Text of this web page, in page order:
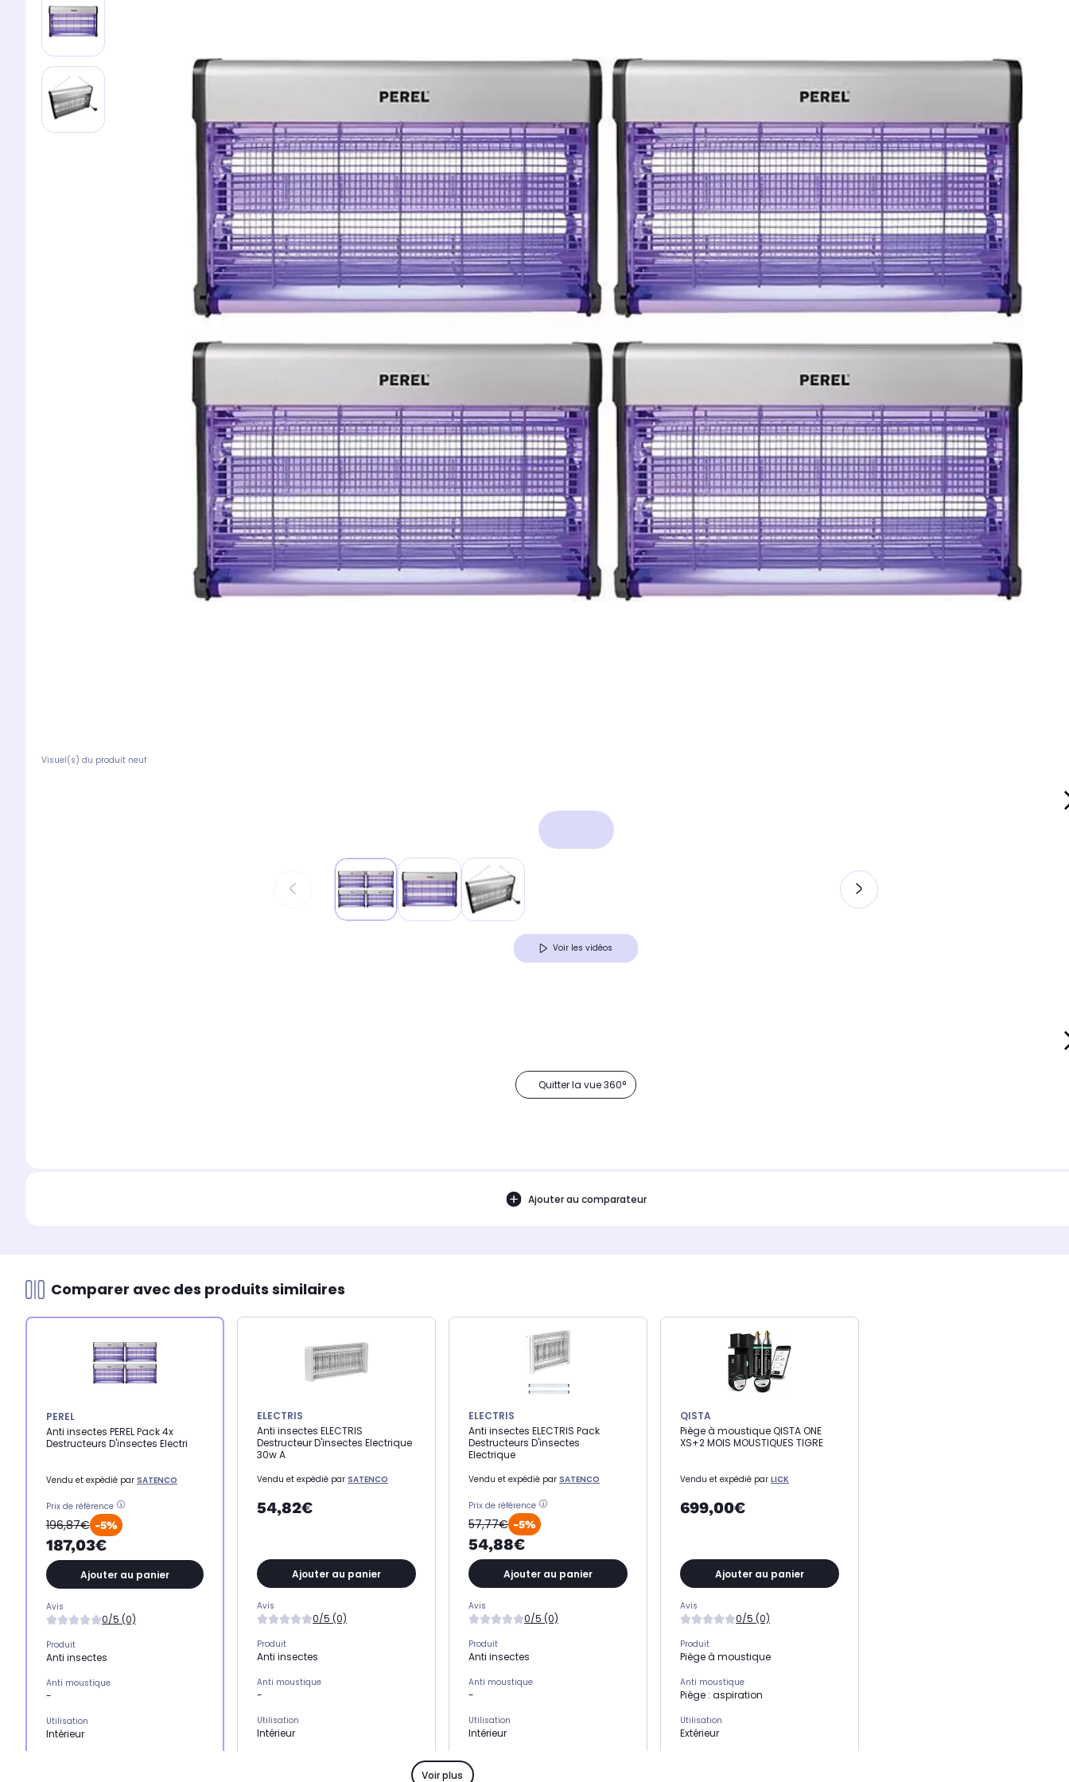
Visuel(s) du produit neuf
Voir les vidéos
Quitter la vue 360°
Ajouter au comparateur
Comparer avec des produits similaires
PEREL
Anti insectes PEREL Pack 4x
Destructeurs D'insectes Electri
Vendu et expédié par SATENCO
Prix de référence
196,87€ -5%
187,03€
Ajouter au panier
Avis
0/5 (0)
Produit
Anti insectes
Anti moustique
-
Utilisation
Intérieur
ELECTRIS
Anti insectes ELECTRIS
Destructeur D'insectes Electrique
30w A
Vendu et expédié par SATENCO
54,82€
Ajouter au panier
Avis
0/5 (0)
Produit
Anti insectes
Anti moustique
-
Utilisation
Intérieur
ELECTRIS
Anti insectes ELECTRIS Pack
Destructeurs D'insectes
Electrique
Vendu et expédié par SATENCO
Prix de référence
57,77€ -5%
54,88€
Ajouter au panier
Avis
0/5 (0)
Produit
Anti insectes
Anti moustique
-
Utilisation
Intérieur
-
QISTA
Piège à moustique QISTA ONE
XS+2 MOIS MOUSTIQUES TIGRE
Vendu et expédié par LICK
699,00€
Ajouter au panier
Avis
0/5 (0)
Produit
Piège à moustique
Anti moustique
Piège : aspiration
Utilisation
Extérieur
Voir plus